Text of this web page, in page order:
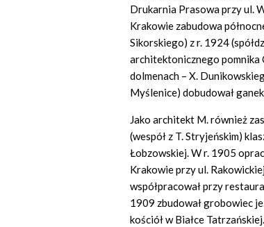
Drukarnia Prasowa przy ul.
Krakowie zabudowa
Sikorskiego) z r. 1924
architektonicznego pomnika
dolmenach – X.
Myślenice) dobudował
Jako architekt M. również
(wespół z T. Stryjeńskim)
Łobzowskiej. W r. 1905
Krakowie przy ul.
współpracował przy
1909 zbudował grobowiec
kościół w Białce